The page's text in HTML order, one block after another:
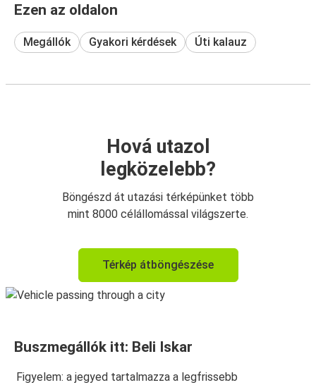
Ezen az oldalon
Megállók Gyakori kérdések Úti kalauz
Hová utazol
legközelebb?
Böngészd át utazási térképünket több
mint 8000 célállomással világszerte.
Térkép átböngészése
Buszmegállók itt: Beli Iskar
Figyelem: a jegyed tartalmazza a legfrissebb